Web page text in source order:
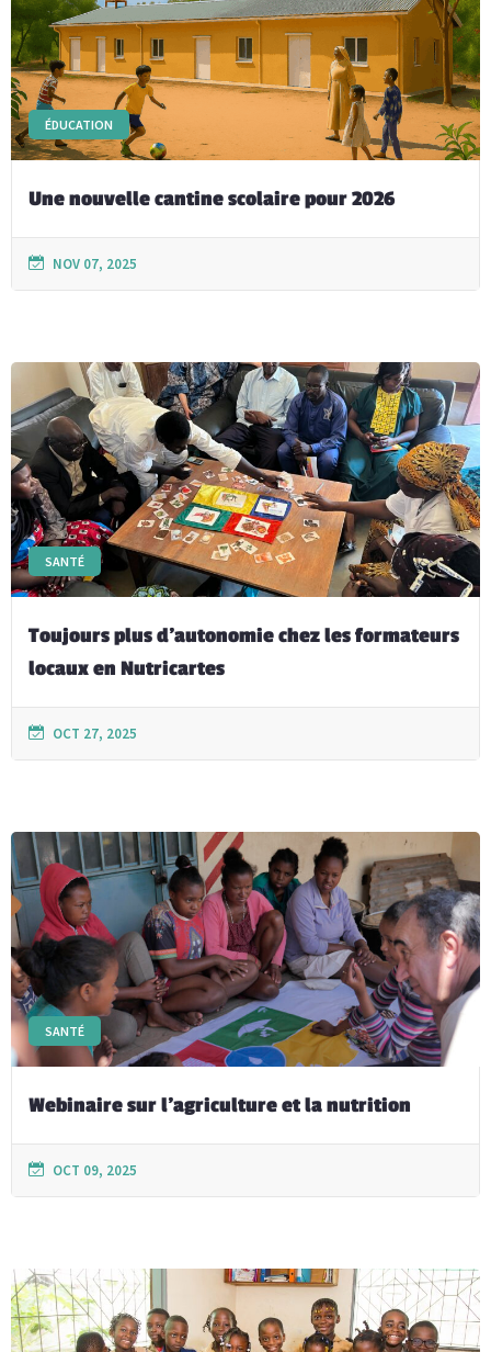
ÉDUCATION
Une nouvelle cantine scolaire pour 2026
NOV 07, 2025
SANTÉ
Toujours plus d’autonomie chez les formateurs
locaux en Nutricartes
OCT 27, 2025
SANTÉ
Webinaire sur l’agriculture et la nutrition
OCT 09, 2025